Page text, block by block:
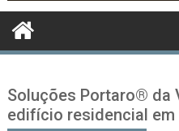
Soluções Portaro® da
edifício residencial